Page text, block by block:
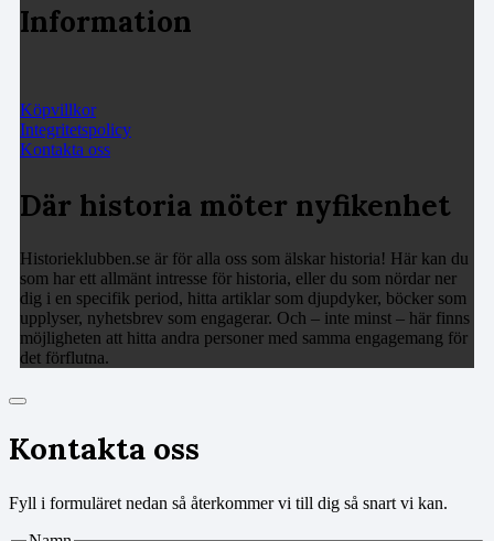
Information
Köpvillkor
Integritetspolicy
Kontakta oss
Där historia möter nyfikenhet
Historieklubben.se är för alla oss som älskar historia! Här kan du
som har ett allmänt intresse för historia, eller du som nördar ner
dig i en specifik period, hitta artiklar som djupdyker, böcker som
upplyser, nyhetsbrev som engagerar. Och – inte minst – här finns
möjligheten att hitta andra personer med samma engagemang för
det förflutna.
Kontakta oss
Fyll i formuläret nedan så återkommer vi till dig så snart vi kan.